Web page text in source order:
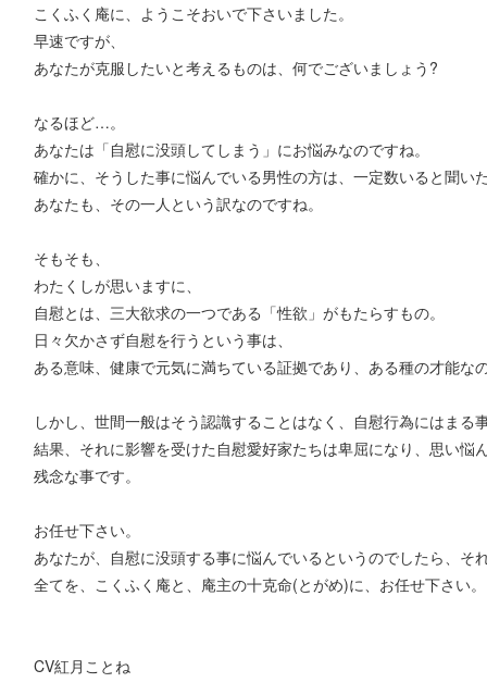
こくふく庵に、ようこそおいで下さいました。
早速ですが、
あなたが克服したいと考えるものは、何でございましょう?
なるほど…。
あなたは「自慰に没頭してしまう」にお悩みなのですね。
確かに、そうした事に悩んでいる男性の方は、一定数いると聞い
あなたも、その一人という訳なのですね。
そもそも、
わたくしが思いますに、
自慰とは、三大欲求の一つである「性欲」がもたらすもの。
日々欠かさず自慰を行うという事は、
ある意味、健康で元気に満ちている証拠であり、ある種の才能な
しかし、世間一般はそう認識することはなく、自慰行為にはまる
結果、それに影響を受けた自慰愛好家たちは卑屈になり、思い悩
残念な事です。
お任せ下さい。
あなたが、自慰に没頭する事に悩んでいるというのでしたら、そ
全てを、こくふく庵と、庵主の十克命(とがめ)に、お任せ下さい。
CV紅月ことね